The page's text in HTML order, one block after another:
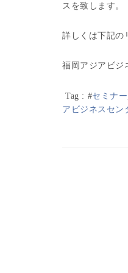
スを致します。
詳しくは下記の
福岡アジアビジ
Tag : #セミナー
アビジネスセン